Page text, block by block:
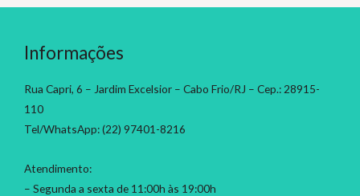
Informações
Rua Capri, 6 – Jardim Excelsior – Cabo Frio/RJ – Cep.: 28915-
110
Tel/WhatsApp: (22) 97401-8216
Atendimento:
– Segunda a sexta de 11:00h às 19:00h